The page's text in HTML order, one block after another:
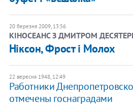
20 березня 2009, 13:56
КІНОСЕАНС З ДМИТРОМ
Ніксон, Фрост і Молох
22 вересня 1948, 12:49
Работники
отмечены госнаградами